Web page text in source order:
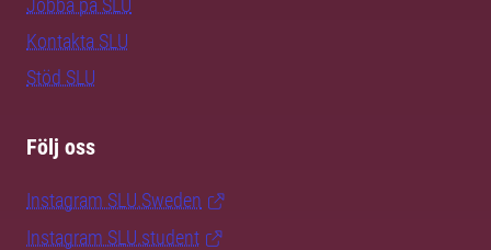
Jobba på SLU
Kontakta SLU
Stöd SLU
Följ oss
Instagram SLU.Sweden
Instagram SLU.student